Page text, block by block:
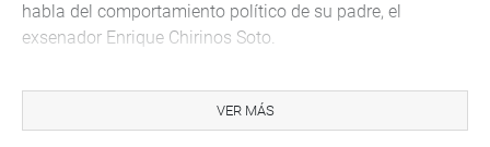
habla del comportamiento político de su padre, el
exsenador Enrique Chirinos Soto.
todas las mujeres del país” y “las está haciendo respetar”.
Señaló que en todo momento afirmó que “no se debe
VER MÁS